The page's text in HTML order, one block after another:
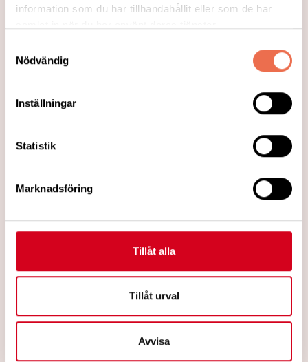
information som du har tillhandahållit eller som de har
Nödvändig
Inställningar
Statistik
Marknadsföring
Tillåt alla
Tillåt urval
Avvisa
2018-06-19
2018-06-19
Här presenteras några användbara länkar
Ge oss gärna tips på en länk en länk som
Läs mer
Ny på kontoret